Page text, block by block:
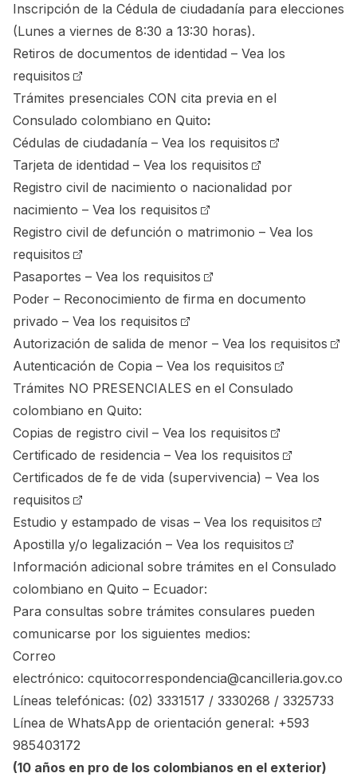
Inscripción de la Cédula de ciudadanía para elecciones
(Lunes a viernes de 8:30 a 13:30 horas).
Retiros de documentos de identidad – Vea los
requisitos
Trámites presenciales CON cita previa en el
Consulado colombiano en Quito:
Cédulas de ciudadanía – Vea los requisitos
Tarjeta de identidad – Vea los requisitos
Registro civil de nacimiento o nacionalidad por
nacimiento – Vea los requisitos
Registro civil de defunción o matrimonio – Vea los
requisitos
Pasaportes – Vea los requisitos
Poder – Reconocimiento de firma en documento
privado – Vea los requisitos
Autorización de salida de menor – Vea los requisitos
Autenticación de Copia – Vea los requisitos
Trámites NO PRESENCIALES en el Consulado
colombiano en Quito:
Copias de registro civil – Vea los requisitos
Certificado de residencia – Vea los requisitos
Certificados de fe de vida (supervivencia) – Vea los
requisitos
Estudio y estampado de visas – Vea los requisitos
Apostilla y/o legalización – Vea los requisitos
Información adicional sobre trámites en el Consulado
colombiano en Quito – Ecuador:
Para consultas sobre trámites consulares pueden
comunicarse por los siguientes medios:
Correo
electrónico: cquitocorrespondencia@cancilleria.gov.co
Líneas telefónicas: (02) 3331517 / 3330268 / 3325733
Línea de WhatsApp de orientación general: +593
985403172
(10 años en pro de los colombianos en el exterior)